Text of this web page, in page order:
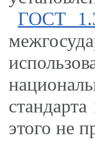
ГОСТ
этого не